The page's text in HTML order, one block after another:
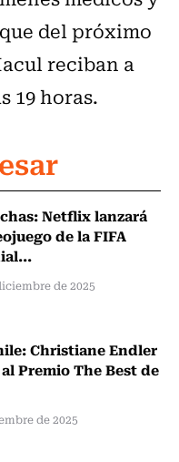
del próximo
reciban a
19 horas.
Netflix lanzará
de la FIFA
de 2025
Christiane Endler
Premio The Best de
de 2025